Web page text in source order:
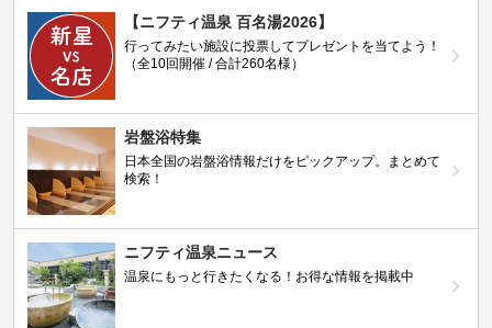
【ニフティ温泉 百名湯2026】
行ってみたい施設に投票してプレゼントを当てよう！
（全10回開催 / 合計260名様）
岩盤浴特集
日本全国の岩盤浴情報だけをピックアップ。まとめて
検索！
ニフティ温泉ニュース
温泉にもっと行きたくなる！お得な情報を掲載中